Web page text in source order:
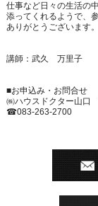
仕事など日々の生活の
添ってくれるようで、
ありがとうございます。
講師：武久 万里子
■お申込み・お問合せ
㈱ハウスドクター山口
☎083-263-2700